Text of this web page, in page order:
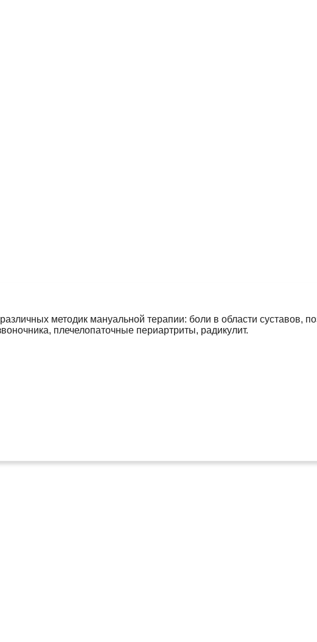
методик мануальной терапии: боли в области суставов,
плечелопаточные периартриты, радикулит.